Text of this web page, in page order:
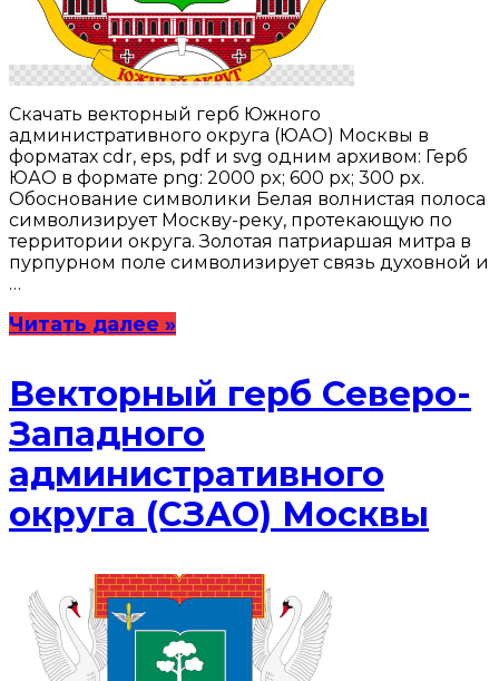
Скачать векторный герб Южного
административного округа (ЮАО) Москвы в
форматах cdr, eps, pdf и svg одним архивом: Герб
ЮАО в формате png: 2000 px; 600 px; 300 px.
Обоснование символики Белая волнистая полоса
символизирует Москву-реку, протекающую по
территории округа. Золотая патриаршая митра в
пурпурном поле символизирует связь духовной и
…
Читать далее »
Векторный герб Северо-
Западного
административного
округа (СЗАО) Москвы